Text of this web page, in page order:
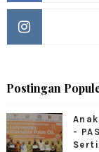
Postingan
-